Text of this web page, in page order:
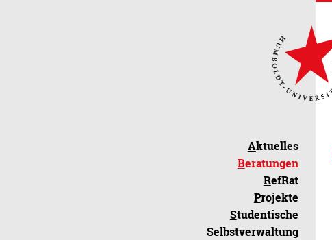
Aktuelles
Beratungen
RefRat
Projekte
Studentische
Selbstverwaltung